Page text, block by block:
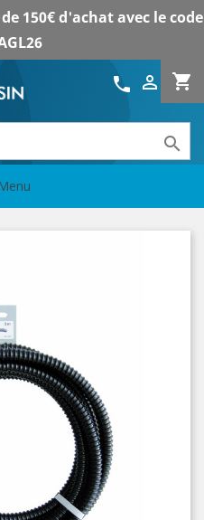
150€ d'achat avec le code
shopping_cart

call
